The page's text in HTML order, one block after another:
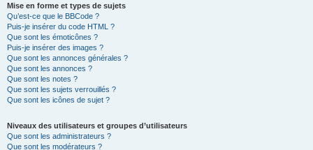
Mise en forme et types de sujets
Qu’est-ce que le BBCode ?
Puis-je insérer du code HTML ?
Que sont les émoticônes ?
Puis-je insérer des images ?
Que sont les annonces générales ?
Que sont les annonces ?
Que sont les notes ?
Que sont les sujets verrouillés ?
Que sont les icônes de sujet ?
Niveaux des utilisateurs et groupes d’utilisateurs
Que sont les administrateurs ?
Que sont les modérateurs ?